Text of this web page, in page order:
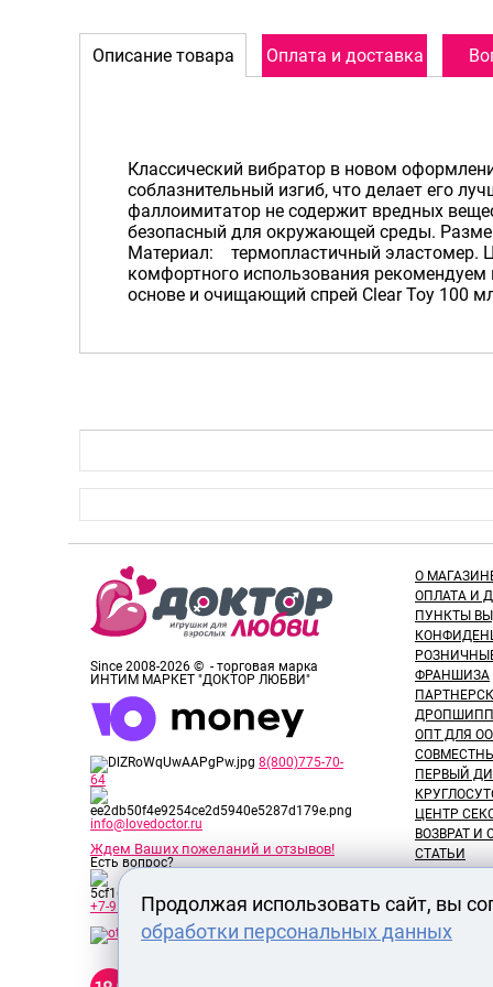
Описание товара Оплата и доставка
Классический вибратор в новом
соблазнительный изгиб, что делает его
фаллоимитатор не содержит вредных
безопасный для окружающей среды.
Материал: термопластичный эластомер.
комфортного использования рекомендуем
основе и очищающий спрей Clear Toy 100
Since 2008-2026 © - торговая марка
ИНТИМ МАРКЕТ "ДОКТОР ЛЮБВИ"
8(800)775-70-
64
info@lovedoctor.ru
Ждем Ваших пожеланий и отзывов!
Есть вопрос?
+7-913-917-89-65
О
ОПЛАТА И
ПУНКТЫ
ФРАНШИЗА
ОПТ ДЛЯ
ПЕРВЫЙ
ЦЕНТР
ВОЗВРАТ И
СТАТЬИ
ОБЗОРЫ
ВАКАНСИИ
Продолжая использовать сайт, вы
обработки персональных данных